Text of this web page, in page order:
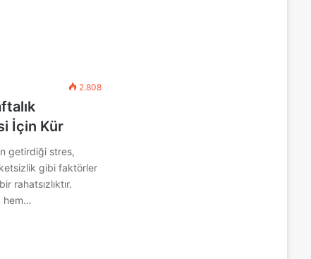
2.808
İçin Kür
getirdiği stres,
gibi faktörler
rahatsızlıktır.
hem…